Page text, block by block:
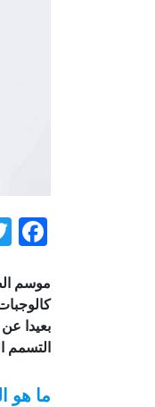
موسم
بعيدا
التسمم
ما هو